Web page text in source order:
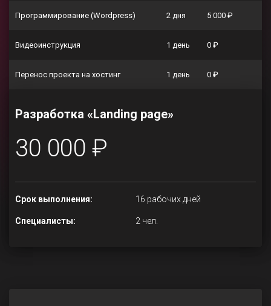
Программирование (Wordpress) 2 дня 5 000 ₽
Видеоинструкция 1 день 0 ₽
Перенос проекта на хостинг 1 день 0 ₽
Разработка «Landing page»
30 000 ₽
Срок выполнения: 16 рабочих дней
Специалисты: 2 чел.